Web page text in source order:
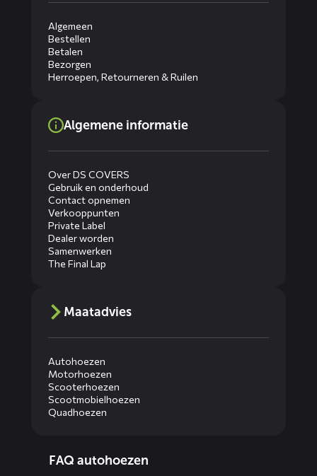
Algemeen
Bestellen
Betalen
Bezorgen
Herroepen, Retourneren & Ruilen
Algemene informatie
Over DS COVERS
Gebruik en onderhoud
Contact opnemen
Verkooppunten
Private Label
Dealer worden
Samenwerken
The Final Lap
Maatadvies
Autohoezen
Motorhoezen
Scooterhoezen
Scootmobielhoezen
Quadhoezen
menusFAQ autohoezen